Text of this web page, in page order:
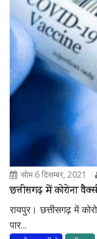
सोम 6 दिसम्बर, 2021
छत्तीसगढ़ में कोरोना
रायपुर। छत्तीसगढ़ में
पार...